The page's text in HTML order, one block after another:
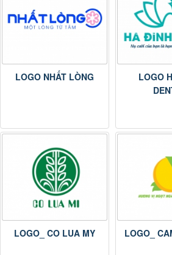
LOGO NHẤT LÒNG
LOGO
LOGO_ CO LUA MY LOGO_